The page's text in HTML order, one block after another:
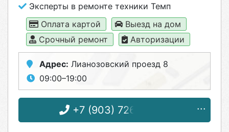
Эксперты в ремонте техники Темп
Оплата картой
Выезд на дом
Срочный ремонт
Авторизации
Адрес: Лианозовский проезд 8
09:00–19:00
+7 (903) 726-08-99